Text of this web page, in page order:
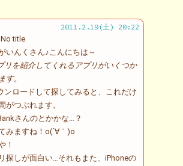
2011.2.19(土) 20:22
No title
いんくさん♪こんにちは～
リを紹介してくれるアプリがいくつか
す。
ンロードして探してみると、これだけ
がつぶれます。
さんのとかかな…？
みますね！o(´∀｀)o
！
探しが面白い…それもまた、iPhoneの